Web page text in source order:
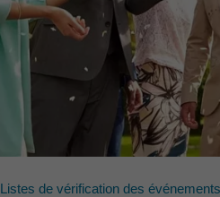
Listes de vérification des